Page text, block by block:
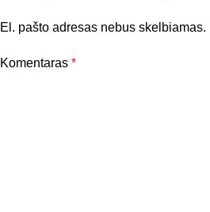
El. pašto adresas nebus skelbiamas.
Komentaras *